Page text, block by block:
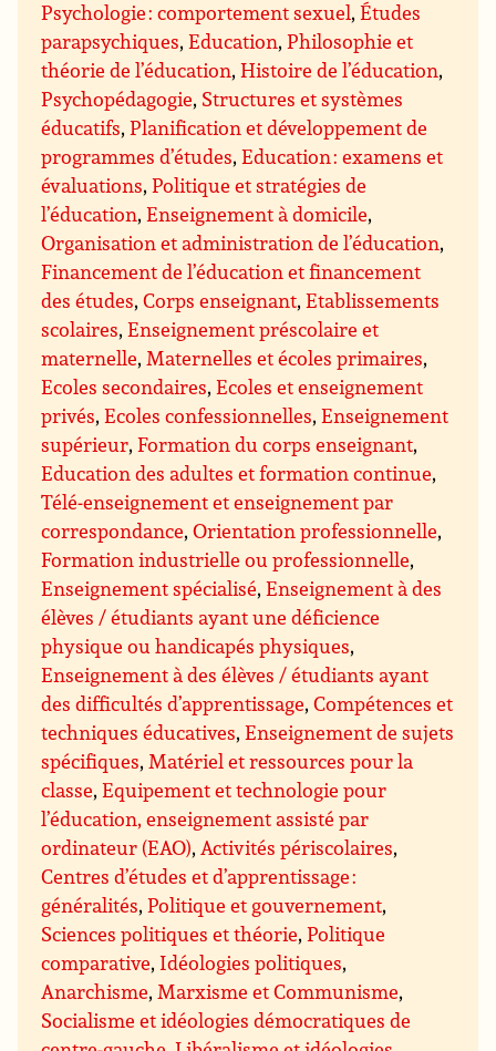
Psychologie : comportement sexuel,Études
parapsychiques,Education,Philosophie et
théorie de l’éducation,Histoire de l’éducation,
Psychopédagogie, Structures et systèmes
éducatifs,Planification et développement de
programmes d’études,Education : examens et
évaluations,Politique et stratégies de
l’éducation,Enseignement à domicile,
Organisation et administration de l’éducation,
Financement de l’éducation et financement
des études,Corps enseignant,Etablissements
scolaires,Enseignement préscolaire et
maternelle,Maternelles et écoles primaires,
Ecoles secondaires,Ecoles et enseignement
privés,Ecoles confessionnelles,Enseignement
supérieur,Formation du corps enseignant,
Education des adultes et formation continue,
Télé-enseignement et enseignement par
correspondance,Orientation professionnelle,
Formation industrielle ou professionnelle,
Enseignement spécialisé,Enseignement à des
élèves / étudiants ayant une déficience
physique ou handicapés physiques,
Enseignement à des élèves / étudiants ayant
des difficultés d’apprentissage,Compétences et
techniques éducatives,Enseignement de sujets
spécifiques,Matériel et ressources pour la
classe,Equipement et technologie pour
l’éducation, enseignement assisté par
ordinateur (EAO),Activités périscolaires,
Centres d’études et d’apprentissage :
généralités,Politique et gouvernement,
Sciences politiques et théorie,Politique
comparative, Idéologies politiques,
Anarchisme,Marxisme et Communisme,
Socialisme et idéologies démocratiques de